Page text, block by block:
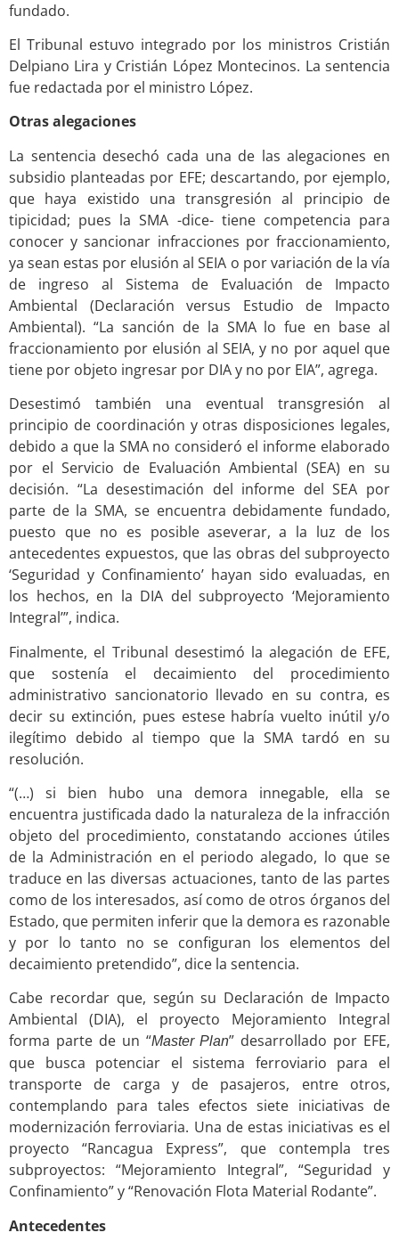
fundado.
El Tribunal estuvo integrado por los ministros Cristián
Delpiano Lira y Cristián López Montecinos. La sentencia
fue redactada por el ministro López.
Otras alegaciones
La sentencia desechó cada una de las alegaciones en
subsidio planteadas por EFE; descartando, por ejemplo,
que haya existido una transgresión al principio de
tipicidad; pues la SMA -dice- tiene competencia para
conocer y sancionar infracciones por fraccionamiento,
ya sean estas por elusión al SEIA o por variación de la vía
de ingreso al Sistema de Evaluación de Impacto
Ambiental (Declaración versus Estudio de Impacto
Ambiental). “La sanción de la SMA lo fue en base al
fraccionamiento por elusión al SEIA, y no por aquel que
tiene por objeto ingresar por DIA y no por EIA”, agrega.
Desestimó también una eventual transgresión al
principio de coordinación y otras disposiciones legales,
debido a que la SMA no consideró el informe elaborado
por el Servicio de Evaluación Ambiental (SEA) en su
decisión. “La desestimación del informe del SEA por
parte de la SMA, se encuentra debidamente fundado,
puesto que no es posible aseverar, a la luz de los
antecedentes expuestos, que las obras del subproyecto
‘Seguridad y Confinamiento’ hayan sido evaluadas, en
los hechos, en la DIA del subproyecto ‘Mejoramiento
Integral’”, indica.
Finalmente, el Tribunal desestimó la alegación de EFE,
que sostenía el decaimiento del procedimiento
administrativo sancionatorio llevado en su contra, es
decir su extinción, pues estese habría vuelto inútil y/o
ilegítimo debido al tiempo que la SMA tardó en su
resolución.
“(…) si bien hubo una demora innegable, ella se
encuentra justificada dado la naturaleza de la infracción
objeto del procedimiento, constatando acciones útiles
de la Administración en el periodo alegado, lo que se
traduce en las diversas actuaciones, tanto de las partes
como de los interesados, así como de otros órganos del
Estado, que permiten inferir que la demora es razonable
y por lo tanto no se configuran los elementos del
decaimiento pretendido”, dice la sentencia.
Cabe recordar que, según su Declaración de Impacto
Ambiental (DIA), el proyecto Mejoramiento Integral
forma parte de un “Master Plan” desarrollado por EFE,
que busca potenciar el sistema ferroviario para el
transporte de carga y de pasajeros, entre otros,
contemplando para tales efectos siete iniciativas de
modernización ferroviaria. Una de estas iniciativas es el
proyecto “Rancagua Express”, que contempla tres
subproyectos: “Mejoramiento Integral”, “Seguridad y
Confinamiento” y “Renovación Flota Material Rodante”.
Antecedentes